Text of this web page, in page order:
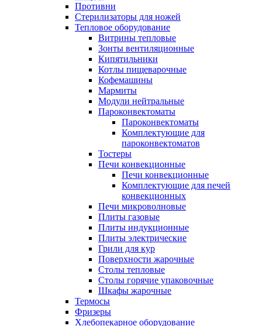
Противни
Стерилизаторы для ножей
Тепловое оборудование
Витрины тепловые
Зонты вентиляционные
Кипятильники
Котлы пищеварочные
Кофемашины
Мармиты
Модули нейтральные
Пароконвектоматы
Пароконвектоматы
Комплектующие для
пароконвектоматов
Тостеры
Печи конвекционные
Печи конвекционные
Комплектующие для печей
конвекционных
Печи микроволновые
Плиты газовые
Плиты индукционные
Плиты электрические
Грили для кур
Поверхности жарочные
Столы тепловые
Столы горячие упаковочные
Шкафы жарочные
Термосы
Фризеры
Хлебопекарное оборудование